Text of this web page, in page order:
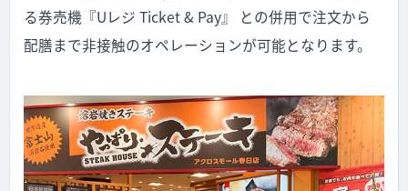
る券売機『Uレジ Ticket & Pay』 との併用で注文から
配膳まで非接触のオペレーションが可能となります。